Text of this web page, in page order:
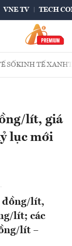
VNE TV TECH
SỐKINH TẾ XANH
lít, giá
lục mới
đồng/lít,
lít; các
lít –